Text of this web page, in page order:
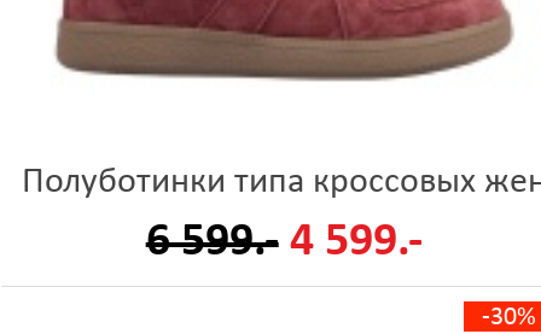
Полуботинки типа кроссовых
6 599.- 4 599.-
-30%